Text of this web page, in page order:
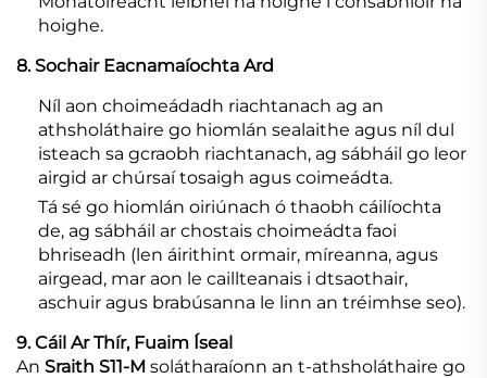
hoighe.
8. Sochair Eacnamaíochta Ard
Níl aon choimeádadh riachtanach ag an
athsholáthaire go hiomlán sealaithe agus níl dul
isteach sa gcraobh riachtanach, ag sábháil go leor
airgid ar chúrsaí tosaigh agus coimeádta.
Tá sé go hiomlán oiriúnach ó thaobh cáilíochta
de, ag sábháil ar chostais choimeádta faoi
bhriseadh (len áirithint ormair, míreanna, agus
airgead, mar aon le caillteanais i dtsaothair,
aschuir agus brabúsanna le linn an tréimhse seo).
9. Cáil Ar Thír, Fuaim Íseal
An Sraith S11-M solátharaíonn an t-athsholáthaire go